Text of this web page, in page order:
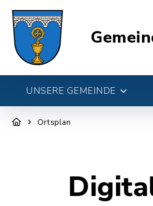
UNSERE GEMEINDE
Ortsplan